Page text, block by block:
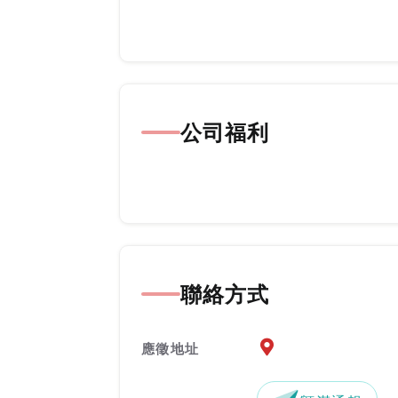
公司福利
聯絡方式
應徵地址 應徵地址地圖『另開新